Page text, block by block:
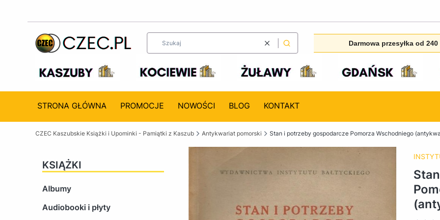
WyczyśćSzukaj Darmowa przesyłka od 240
STRONA GŁÓWNA PROMOCJE NOWOŚCI BLOG KONTAKT
CZEC Kaszubskie Książki i Upominki - Pamiątki z Kaszub Antykwariat pomorski Stan i potrzeby gospodarcze Pomorza Wschodniego
KSIĄŻKI
Albumy
Audiobooki i płyty